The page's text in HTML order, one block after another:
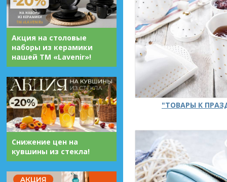
Акция на столовые
наборы из керамики
нашей ТМ «Lavenir»!
Снижение цен на
кувшины из стекла!
"ТОВАРЫ К